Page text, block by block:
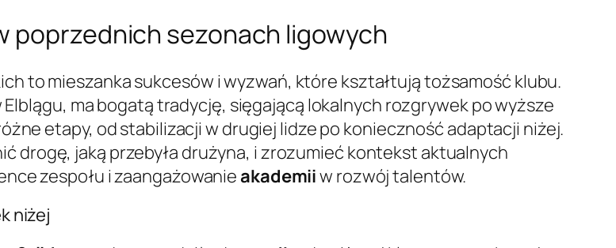
poprzednich sezonach ligowych
to mieszanka sukcesów i wyzwań, które kształtują tożsamość klubu.
Elblągu, ma bogatą tradycję, sięgającą lokalnych rozgrywek po wyższe
etapy, od stabilizacji w drugiej lidze po konieczność adaptacji niżej.
drogę, jaką przebyła drużyna, i zrozumieć kontekst aktualnych
zespołu i zaangażowanieakademiiw rozwój talentów.
niżej